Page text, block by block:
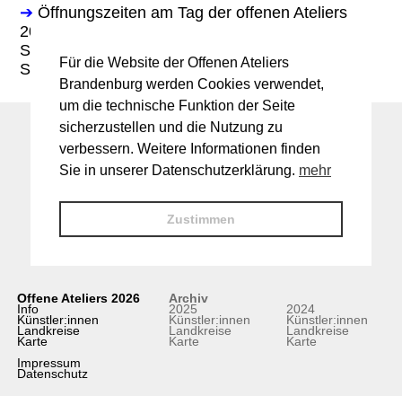
➔ Öffnungszeiten am Tag der offenen Ateliers
2025:
Sa. 14-18 Uhr
So. 11-17 Uhr
Offene Ateliers 2026
Info
Künstler:innen
Landkreise
Karte
Impressum
Datenschutz
Archiv
2025
Künstler:innen
Landkreise
Karte
2024
Künstler:innen
Landkreise
Karte
Für die Website der Offenen Ateliers
Brandenburg werden Cookies verwendet,
um die technische Funktion der Seite
sicherzustellen und die Nutzung zu
verbessern. Weitere Informationen finden
Sie in unserer Datenschutzerklärung. mehr
Zustimmen